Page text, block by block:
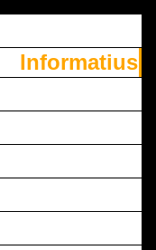
Informatius